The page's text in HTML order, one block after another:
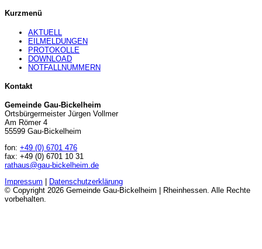
Kurzmenü
AKTUELL
EILMELDUNGEN
PROTOKOLLE
DOWNLOAD
NOTFALLNUMMERN
Kontakt
Gemeinde Gau-Bickelheim
Ortsbürgermeister Jürgen Vollmer
Am Römer 4
55599 Gau-Bickelheim
fon: +49 (0) 6701 476
fax: +49 (0) 6701 10 31
rathaus@gau-bickelheim.de
Impressum
Datenschutzerklärung
© Copyright 2026 Gemeinde Gau-Bickelheim | Rheinhessen. Alle Rechte
vorbehalten.